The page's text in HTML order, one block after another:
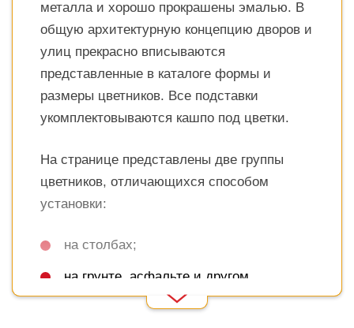
металла и хорошо прокрашены эмалью. В
общую архитектурную концепцию дворов и
улиц прекрасно вписываются
представленные в каталоге формы и
размеры цветников. Все подставки
укомплектовываются кашпо под цветки.
На странице представлены две группы
цветников, отличающихся способом
установки:
на столбах;
на грунте, асфальте и другом
покрытии, с бетонированием
Read More